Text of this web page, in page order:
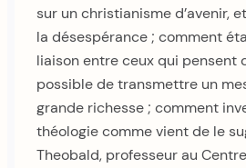
sur un christianisme d’avenir,
la désespérance ; comment
liaison entre ceux qui pensent
possible de transmettre un
grande richesse ; comment
théologie comme vient de le
Theobald, professeur au